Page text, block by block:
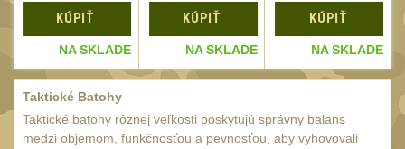
.40 .416
.44 .45
.357 .38 (9mm)7
1911 6
SVIETIDLÁ(89)
KÚPIŤ
NA SKLADE
KÚPIŤ
NA SKLADE
KÚPIŤ
NA SKLADE
Taktické Batohy
Taktické batohy rôznej veľkosti poskytujú správny balans
medzi objemom, funkčnosťou a pevnosťou, aby vyhovovali